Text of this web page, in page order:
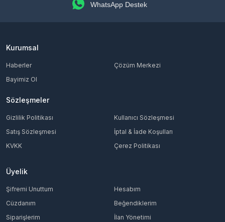
WhatsApp Destek
Kurumsal
Haberler
Çözüm Merkezi
Bayimiz Ol
Sözleşmeler
Gizlilik Politikası
Kullanıcı Sözleşmesi
Satış Sözleşmesi
İptal & İade Koşulları
KVKK
Çerez Politikası
Üyelik
Şifremi Unuttum
Hesabım
Cüzdanım
Beğendiklerim
Siparişlerim
İlan Yönetimi